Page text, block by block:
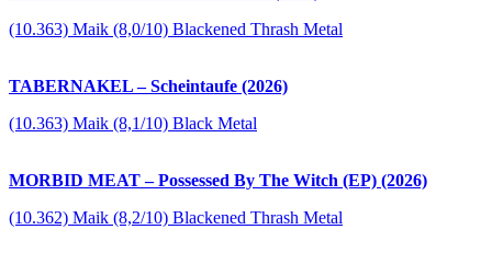
(10.363) Maik (8,0/10) Blackened Thrash Metal
TABERNAKEL – Scheintaufe (2026)
(10.363) Maik (8,1/10) Black Metal
MORBID MEAT – Possessed By The Witch (EP) (2026)
(10.362) Maik (8,2/10) Blackened Thrash Metal